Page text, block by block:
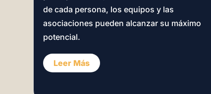
de cada persona, los equipos y las
asociaciones pueden alcanzar su máximo
potencial.
Leer Más